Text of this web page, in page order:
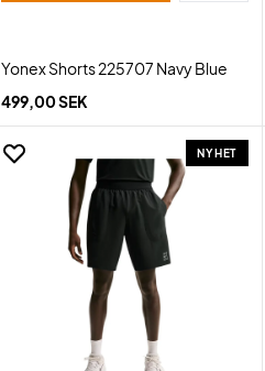
Yonex Shorts 225707 Navy Blue
499,00 SEK
NYHET